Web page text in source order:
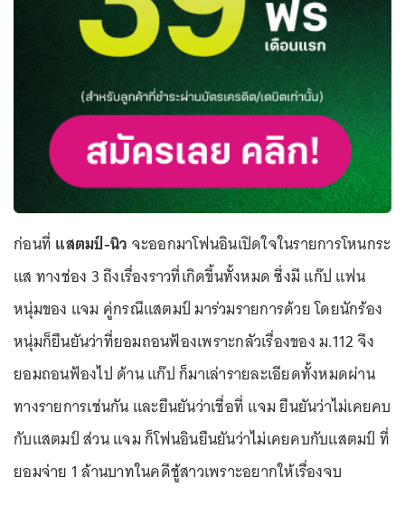
ก่อนที่ แสตมป์-นิว จะออกมาโฟนอินเปิดใจในรายการโหนกระ
แส ทางช่อง 3 ถึงเรื่องราวที่เกิดขึ้นทั้งหมด ซึ่งมี แก๊ป แฟน
หนุ่มของ แจม คู่กรณีแสตมป์ มาร่วมรายการด้วย โดยนักร้อง
หนุ่มก็ยืนยันว่าที่ยอมถอนฟ้องเพราะกลัวเรื่องของ ม.112 จึง
ยอมถอนฟ้องไป ด้าน แก๊ป ก็มาเล่ารายละเอียดทั้งหมดผ่าน
ทางรายการเช่นกัน และยืนยันว่าเชื่อที่ แจม ยืนยันว่าไม่เคยคบ
กับแสตมป์ ส่วน แจม ก็โฟนอินยืนยันว่าไม่เคยคบกับแสตมป์ ที่
ยอมจ่าย 1 ล้านบาทในคดีชู้สาวเพราะอยากให้เรื่องจบ